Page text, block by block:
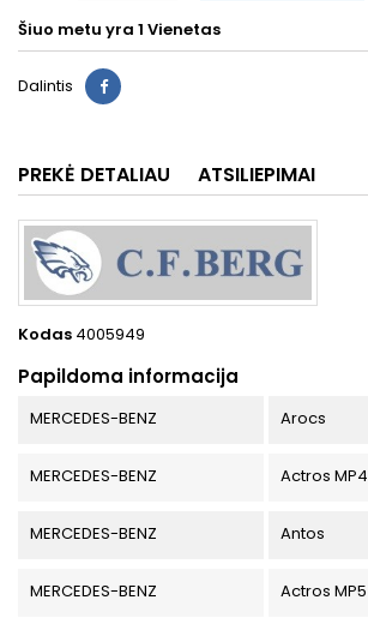
Šiuo metu yra 1 Vienetas
Dalintis
PREKĖ DETALIAU ATSILIEPIMAI
Kodas 4005949
Papildoma informacija
MERCEDES-BENZ Arocs
MERCEDES-BENZ Actros MP4
MERCEDES-BENZ Antos
MERCEDES-BENZ Actros MP5